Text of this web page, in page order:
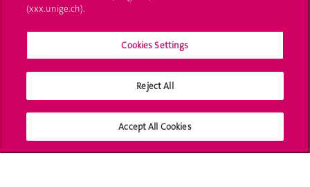
Offres d'emploi
Calendrier académique
Médias sociaux UNIGE
(xxx.unige.ch).
Cookies Settings
Reject All
Accept All Cookies